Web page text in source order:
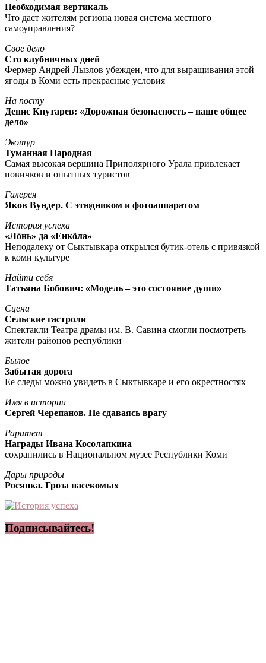
Необходимая вертикаль
Что даст жителям региона новая система местного
самоуправления?
Свое дело
Сто клубничных дней
Фермер Андрей Лызлов убежден, что для выращивания этой
ягоды в Коми есть прекрасные условия
На посту
Денис Кнутарев: «Дорожная безопасность – наше общее
дело»
Экотур
Туманная Народная
Самая высокая вершина Приполярного Урала привлекает
новичков и опытных туристов
Галерея
Яков Вундер. С этюдником и фотоаппаратом
История успеха
«Лöнь» да «Енкöла»
Неподалеку от Сыктывкара открылся бутик-отель с привязкой
к коми культуре
Найти себя
Татьяна Бобович: «Модель – это состояние души»
Сцена
Сельские гастроли
Спектакли Театра драмы им. В. Савина смогли посмотреть
жители районов республики
Былое
Забытая дорога
Ее следы можно увидеть в Сыктывкаре и его окрестностях
Имя в истории
Сергей Черепанов. Не сдаваясь врагу
Раритет
Награды Ивана Косолапкина
сохранились в Национальном музее Республики Коми
Дары природы
Росянка. Гроза насекомых
Подписывайтесь!